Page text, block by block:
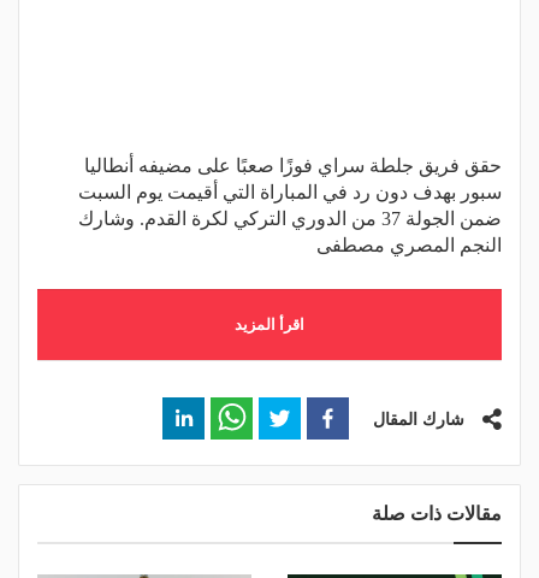
حقق فريق جلطة سراي فوزًا صعبًا على مضيفه أنطاليا
سبور بهدف دون رد في المباراة التي أقيمت يوم السبت
ضمن الجولة 37 من الدوري التركي لكرة القدم. وشارك
النجم المصري مصطفى
اقرأ المزيد
شارك المقال
مقالات ذات صلة